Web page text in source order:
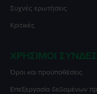
Συχνές ερωτήσεις
Κριτικές
ΧΡΉΣΙΜΟΙ
Όροι και προϋποθέσεις
Επεξεργασία δεδομένων